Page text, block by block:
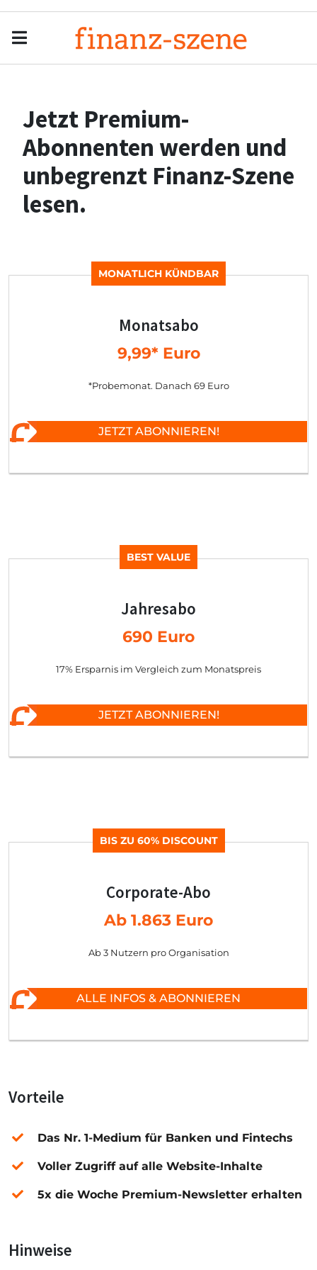
Jetzt Premium-
Abonnenten werden und
unbegrenzt Finanz-Szene
lesen.
MONATLICH KÜNDBAR
Monatsabo
9,99* Euro
*Probemonat. Danach 69 Euro
JETZT ABONNIEREN!
BEST VALUE
Jahresabo
690 Euro
17% Ersparnis im Vergleich zum Monatspreis
JETZT ABONNIEREN!
BIS ZU 60% DISCOUNT
Corporate-Abo
Ab 1.863 Euro
Ab 3 Nutzern pro Organisation
ALLE INFOS & ABONNIEREN
Vorteile
Das Nr. 1-Medium für Banken und Fintechs
Voller Zugriff auf alle Website-Inhalte
5x die Woche Premium-Newsletter erhalten
Hinweise